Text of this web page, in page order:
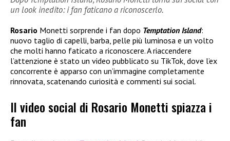
un look inedito: i fan faticano a riconoscerlo.
Rosario Monetti sorprende i fan dopo Temptation Island:
nuovo taglio di capelli, barba, pelle più luminosa e un volto
che molti hanno faticato a riconoscere. A riaccendere
l’attenzione è stato un video pubblicato su TikTok, dove l’ex
concorrente è apparso con un’immagine completamente
rinnovata, scatenando curiosità e commenti sui social.
Il video social di Rosario Monetti spiazza i
fan